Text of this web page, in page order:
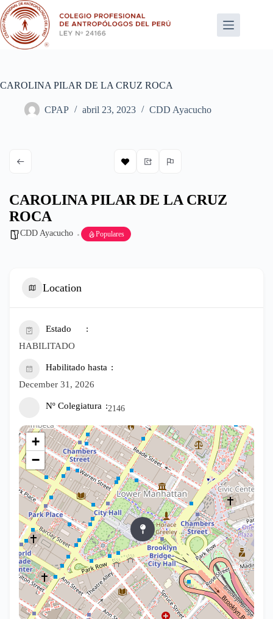
Saltar
al
contenido
CAROLINA PILAR DE LA CRUZ ROCA
CPAP abril 23, 2023 CDD Ayacucho
CAROLINA PILAR DE LA CRUZ
ROCA
CDD Ayacucho Populares
Location
Estado
HABILITADO
Habilitado hasta
December 31, 2026
Nº Colegiatura 2146
+
−